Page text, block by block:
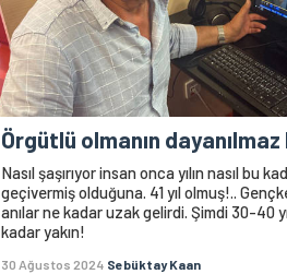
Örgütlü olmanın
Nasıl şaşırıyor insan onca yılın nasıl bu
geçivermiş olduğuna. 41 yıl olmuş!..
anılar ne kadar uzak gelirdi. Şimdi 30-40
kadar yakın!
30 Ağustos 2024 Sebüktay Kaan